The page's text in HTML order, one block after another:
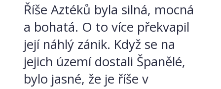
Říše Aztéků byla silná, mocná
a bohatá. O to více překvapil
její náhlý zánik. Když se na
jejich území dostali Španělé,
bylo jasné, že je říše v